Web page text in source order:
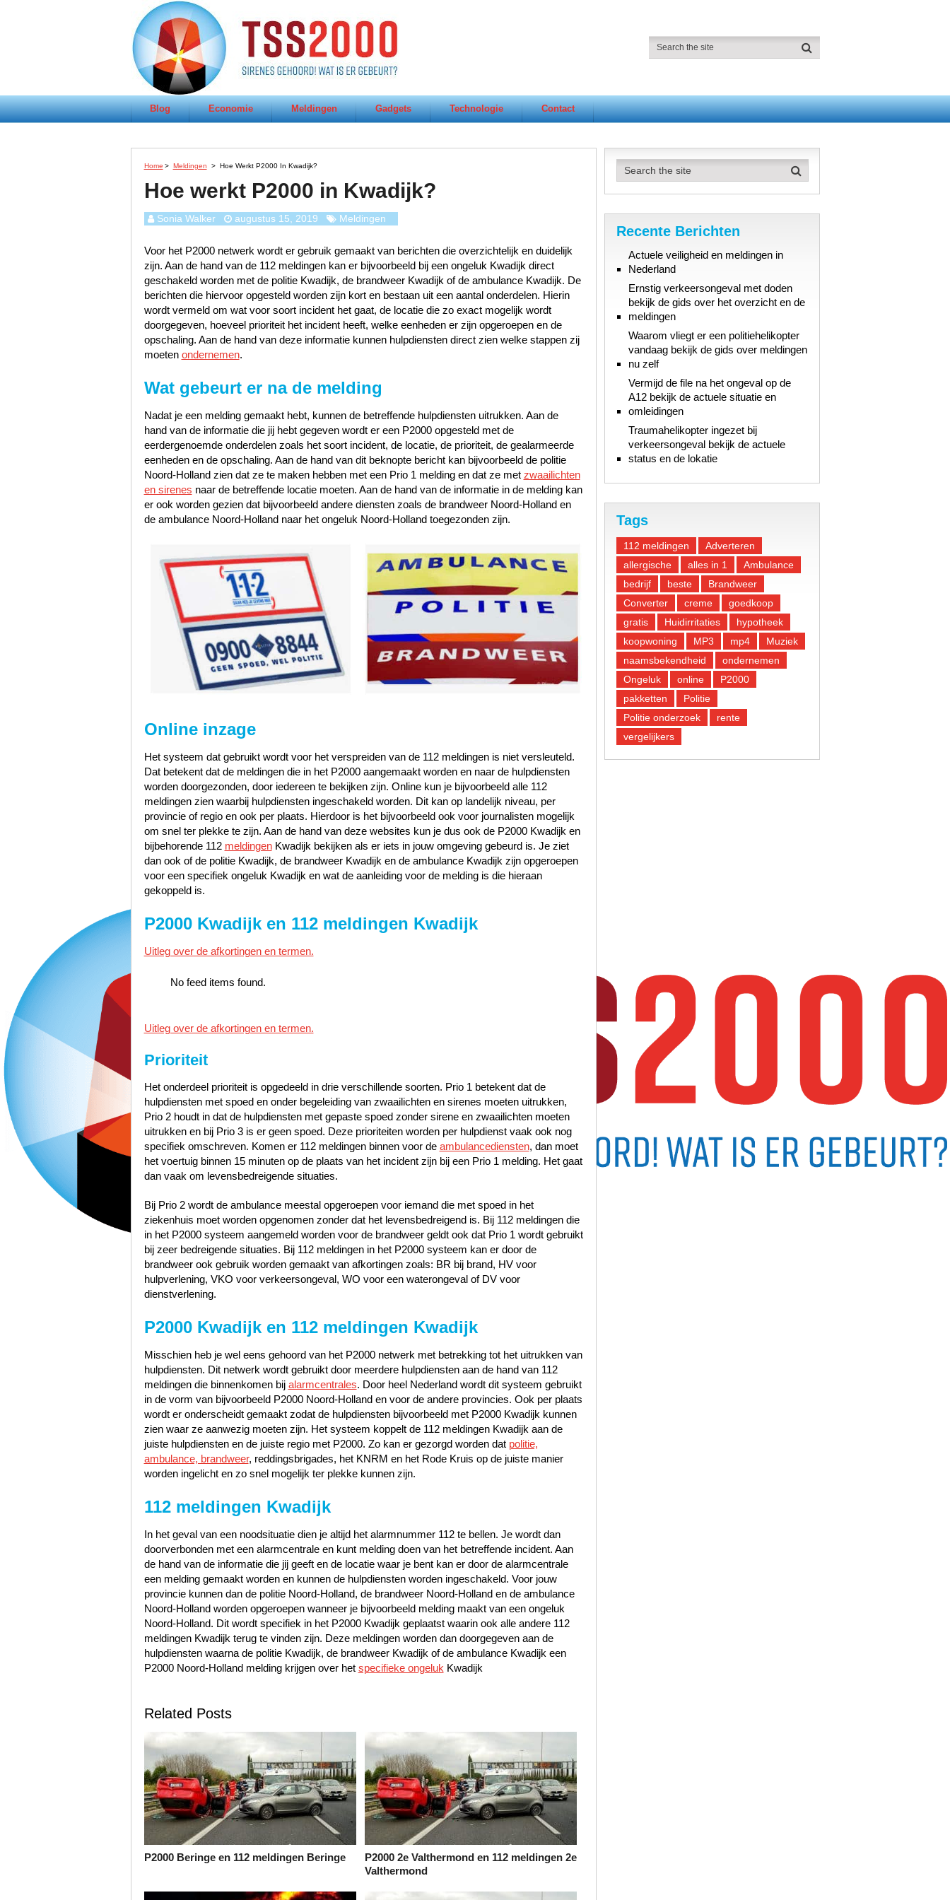
Blog Economie Meldingen Gadgets Technologie Contact
Home > Meldingen > Hoe Werkt P2000 In Kwadijk?
Hoe werkt P2000 in Kwadijk?
Sonia Walker augustus 15, 2019 Meldingen
Voor het P2000 netwerk wordt er gebruik gemaakt van berichten die overzichtelijk en duidelijk
zijn. Aan de hand van de 112 meldingen kan er bijvoorbeeld bij een ongeluk Kwadijk direct
geschakeld worden met de politie Kwadijk, de brandweer Kwadijk of de ambulance Kwadijk. De
berichten die hiervoor opgesteld worden zijn kort en bestaan uit een aantal onderdelen. Hierin
wordt vermeld om wat voor soort incident het gaat, de locatie die zo exact mogelijk wordt
doorgegeven, hoeveel prioriteit het incident heeft, welke eenheden er zijn opgeroepen en de
opschaling. Aan de hand van deze informatie kunnen hulpdiensten direct zien welke stappen zij
moeten ondernemen.
Wat gebeurt er na de melding
Nadat je een melding gemaakt hebt, kunnen de betreffende hulpdiensten uitrukken. Aan de
hand van de informatie die jij hebt gegeven wordt er een P2000 opgesteld met de
eerdergenoemde onderdelen zoals het soort incident, de locatie, de prioriteit, de gealarmeerde
eenheden en de opschaling. Aan de hand van dit beknopte bericht kan bijvoorbeeld de politie
Noord-Holland zien dat ze te maken hebben met een Prio 1 melding en dat ze met zwaailichten
en sirenes naar de betreffende locatie moeten. Aan de hand van de informatie in de melding kan
er ook worden gezien dat bijvoorbeeld andere diensten zoals de brandweer Noord-Holland en
de ambulance Noord-Holland naar het ongeluk Noord-Holland toegezonden zijn.
Online inzage
Het systeem dat gebruikt wordt voor het verspreiden van de 112 meldingen is niet versleuteld.
Dat betekent dat de meldingen die in het P2000 aangemaakt worden en naar de hulpdiensten
worden doorgezonden, door iedereen te bekijken zijn. Online kun je bijvoorbeeld alle 112
meldingen zien waarbij hulpdiensten ingeschakeld worden. Dit kan op landelijk niveau, per
provincie of regio en ook per plaats. Hierdoor is het bijvoorbeeld ook voor journalisten mogelijk
om snel ter plekke te zijn. Aan de hand van deze websites kun je dus ook de P2000 Kwadijk en
bijbehorende 112 meldingenKwadijk bekijken als er iets in jouw omgeving gebeurd is. Je ziet
dan ook of de politie Kwadijk, de brandweer Kwadijk en de ambulance Kwadijk zijn opgeroepen
voor een specifiek ongeluk Kwadijk en wat de aanleiding voor de melding is die hieraan
gekoppeld is.
P2000 Kwadijk en 112 meldingen Kwadijk
Uitleg over de afkortingen en termen.
No feed items found.
Uitleg over de afkortingen en termen.
Prioriteit
Het onderdeel prioriteit is opgedeeld in drie verschillende soorten. Prio 1 betekent dat de
hulpdiensten met spoed en onder begeleiding van zwaailichten en sirenes moeten uitrukken,
Prio 2 houdt in dat de hulpdiensten met gepaste spoed zonder sirene en zwaailichten moeten
uitrukken en bij Prio 3 is er geen spoed. Deze prioriteiten worden per hulpdienst vaak ook nog
specifiek omschreven. Komen er 112 meldingen binnen voor de ambulancediensten, dan moet
het voertuig binnen 15 minuten op de plaats van het incident zijn bij een Prio 1 melding. Het gaat
dan vaak om levensbedreigende situaties.
Bij Prio 2 wordt de ambulance meestal opgeroepen voor iemand die met spoed in het
ziekenhuis moet worden opgenomen zonder dat het levensbedreigend is. Bij 112 meldingen die
in het P2000 systeem aangemeld worden voor de brandweer geldt ook dat Prio 1 wordt gebruikt
bij zeer bedreigende situaties. Bij 112 meldingen in het P2000 systeem kan er door de
brandweer ook gebruik worden gemaakt van afkortingen zoals: BR bij brand, HV voor
hulpverlening, VKO voor verkeersongeval, WO voor een waterongeval of DV voor
dienstverlening.
P2000 Kwadijk en 112 meldingen Kwadijk
Misschien heb je wel eens gehoord van het P2000 netwerk met betrekking tot het uitrukken van
hulpdiensten. Dit netwerk wordt gebruikt door meerdere hulpdiensten aan de hand van 112
meldingen die binnenkomen bij alarmcentrales. Door heel Nederland wordt dit systeem gebruikt
in de vorm van bijvoorbeeld P2000 Noord-Holland en voor de andere provincies. Ook per plaats
wordt er onderscheidt gemaakt zodat de hulpdiensten bijvoorbeeld met P2000 Kwadijk kunnen
zien waar ze aanwezig moeten zijn. Het systeem koppelt de 112 meldingen Kwadijk aan de
juiste hulpdiensten en de juiste regio met P2000. Zo kan er gezorgd worden dat politie,
ambulance, brandweer, reddingsbrigades, het KNRM en het Rode Kruis op de juiste manier
worden ingelicht en zo snel mogelijk ter plekke kunnen zijn.
112 meldingen Kwadijk
In het geval van een noodsituatie dien je altijd het alarmnummer 112 te bellen. Je wordt dan
doorverbonden met een alarmcentrale en kunt melding doen van het betreffende incident. Aan
de hand van de informatie die jij geeft en de locatie waar je bent kan er door de alarmcentrale
een melding gemaakt worden en kunnen de hulpdiensten worden ingeschakeld. Voor jouw
provincie kunnen dan de politie Noord-Holland, de brandweer Noord-Holland en de ambulance
Noord-Holland worden opgeroepen wanneer je bijvoorbeeld melding maakt van een ongeluk
Noord-Holland. Dit wordt specifiek in het P2000 Kwadijk geplaatst waarin ook alle andere 112
meldingen Kwadijk terug te vinden zijn. Deze meldingen worden dan doorgegeven aan de
hulpdiensten waarna de politie Kwadijk, de brandweer Kwadijk of de ambulance Kwadijk een
P2000 Noord-Holland melding krijgen over het specifieke ongeluk Kwadijk
Related Posts
P2000 Beringe en 112 meldingen Beringe
P2000 2e Valthermond en 112 meldingen 2e
Valthermond
Recente Berichten
Actuele veiligheid en meldingen in
Nederland
Ernstig verkeersongeval met doden
bekijk de gids over het overzicht en de
meldingen
Waarom vliegt er een politiehelikopter
vandaag bekijk de gids over meldingen
nu zelf
Vermijd de file na het ongeval op de
A12 bekijk de actuele situatie en
omleidingen
Traumahelikopter ingezet bij
verkeersongeval bekijk de actuele
status en de lokatie
Tags
112 meldingen
Adverteren
allergische
alles in 1
Ambulance
bedrijf
beste
Brandweer
Converter
creme
goedkoop
gratis
Huidirritaties
hypotheek
koopwoning
MP3 mp4
Muziek
naamsbekendheid
ondernemen
Ongeluk
online
P2000
pakketten
Politie
Politie onderzoek
rente
vergelijkers